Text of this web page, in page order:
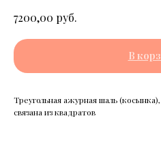
7200,00 руб.
В
Треугольная ажурная шаль
связана из квадратов